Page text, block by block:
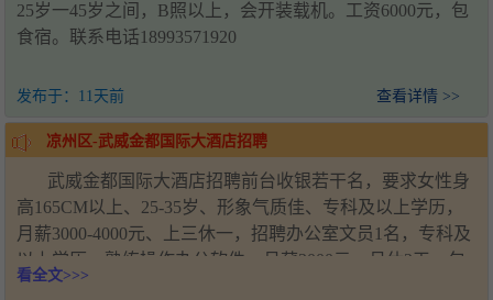
25岁一45岁之间，B照以上，会开装载机。工资6000元，包
食宿。联系电话18993571920
发布于： 11天前 查看详情 >>
凉州区-武威金都国际大酒店招聘
武威金都国际大酒店招聘前台收银若干名，要求女性身
高165CM以上、25-35岁、形象气质佳、专科及以上学历，
月薪3000-4000元、上三休一，招聘办公室文员1名，专科及
以上学历，熟练操作办公软件，月薪3000元、月休2天、包
吃包住，招聘客房服务员若干名，要求50岁以下女性、普通
看全文>>>